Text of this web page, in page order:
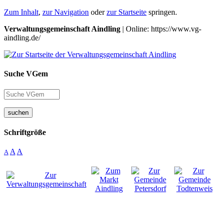
Zum Inhalt, zur Navigation oderzur Startseite springen.
Verwaltungsgemeinschaft Aindling | Online: https://www.vg-
aindling.de/
Suche VGem
suchen
Schriftgröße
A A A